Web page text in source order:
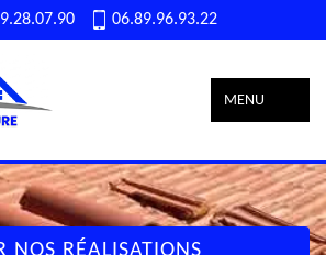
06.89.96.93.22
MENU
NOS RÉALISATIONS